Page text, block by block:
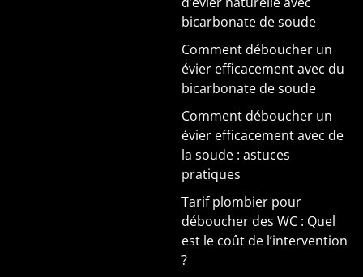
bicarbonate de soude
Comment déboucher un
évier efficacement avec du
bicarbonate de soude
Comment déboucher un
évier efficacement avec de
la soude : astuces
pratiques
Tarif plombier pour
déboucher des WC : Quel
est le coût de l’intervention
?